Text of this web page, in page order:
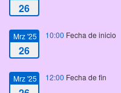
26
Mrz '25
26
10:00 Fecha de inicio
Mrz '25 12:00 Fecha de fin